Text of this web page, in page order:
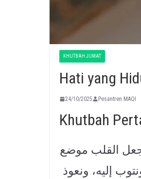
KHUTBAH JUMAT
Hati yang
24/10/2025 Pesantren MAQI
Khutbah
القلب موضع
إليه، ونعوذ